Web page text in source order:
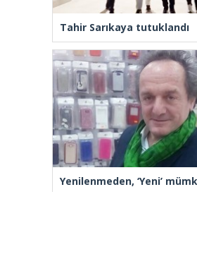
Tahir Sarıkaya tutuklandı
Yenilenmeden, ‘Yeni’